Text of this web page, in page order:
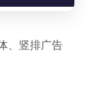
、竖排广告